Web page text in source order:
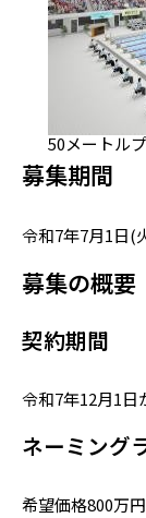
50メートル
募集期間
令和7年7月1日(
募集の概要
契約期間
令和7年12月1日
ネーミング
希望価格800万